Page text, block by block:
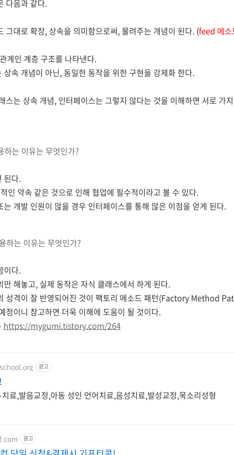
다음과 같다.
그대로 확장, 상속을 의미함으로써, 물려주는 개념이 된다. (feed 메소
계인 계층 구조를 나타낸다.
상속 개념이 아닌, 동일한 동작을 위한 구현을 강제화 한다.
스는 상속 개념, 인터페이스는 그렇지 않다는 것을 이해하면 서로 가
하는 이유는 무엇인가?
된다.
인 약속 같은 것으로 인해 협업에 필수적이라고 볼 수 있다.
는 개발 인원이 많을 경우 인터페이스를 통해 많은 이점을 얻게 된다.
하는 이유는 무엇인가?
이다.
만 해놓고, 실제 동작은 자식 클래스에서 하게 된다.
성격이 잘 반영되어진 것이 팩토리 메소드 패턴(Factory Method
정이니 참고하면 더욱 이해에 도움이 될 것이다.
https://mygumi.tistory.com/264
광고
료,발음교정,아동 성인 언어치료,음성치료,발성교정,목소리성형
광고